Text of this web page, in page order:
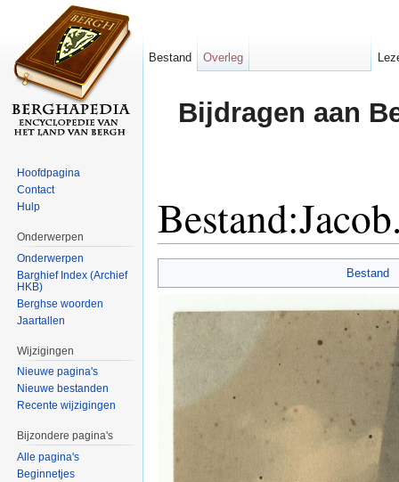
Bijdragen aan
Bestand
Bestand Overleg
Hoofdpagina
Contact
Hulp
Onderwerpen
Onderwerpen
Barghief Index (Archief
HKB)
Berghse woorden
Jaartallen
Wijzigingen
Nieuwe pagina's
Nieuwe bestanden
Recente wijzigingen
Bijzondere pagina's
Alle pagina's
Beginnetjes